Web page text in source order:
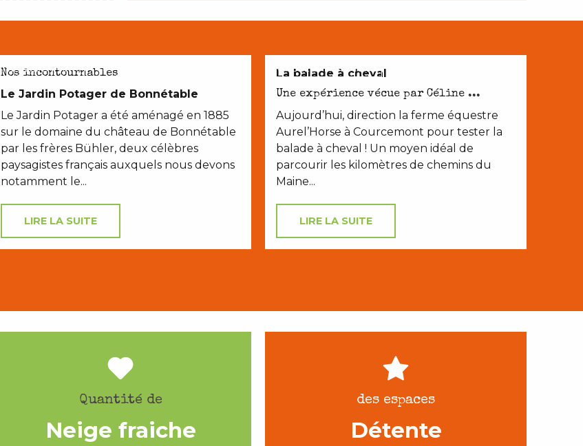
AVEC LES ENFANTS
Nos incontournables
Le Jardin Potager de Bonnétable
Le Jardin Potager a été aménagé en 1885
sur le domaine du château de Bonnétable
par les frères Bühler, deux célèbres
paysagistes français auxquels nous devons
notamment le...
LIRE LA SUITE
NATURE ET PATRIMOINE
La balade à cheval
Une expérience vécue par Céline ...
Aujourd’hui, direction la ferme équestre
Aurel’Horse à Courcemont pour tester la
balade à cheval ! Un moyen idéal de
parcourir les kilomètres de chemins du
Maine...
LIRE LA SUITE
Quantité de
Neige fraiche
des espaces
Détente